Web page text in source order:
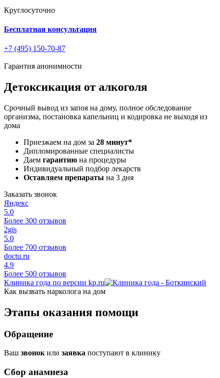
Круглосуточно
Бесплатная консультация
+7 (495) 150-70-87
Гарантия анонимности
Детоксикация от алкоголя
Срочный вывод из запоя на дому, полное обследование
организма, постановка капельниц и кодировка не выходя из
дома
Приезжаем на дом за 28 минут*
Дипломированные специалисты
Даем гарантию на процедуры
Индивидуальный подбор лекарств
Оставляем препараты на 3 дня
Заказать звонок
Яндекс
5.0
Более 300 отзывов
2gis
5.0
Более 700 отзывов
doctu.ru
4.9
Более 500 отзывов
Клиника года по версии kp.ru
Как вызвать нарколога на дом
Этапы оказания помощи
Обращение
Ваш звонокили заявка поступают в клинику
Сбор анамнеза